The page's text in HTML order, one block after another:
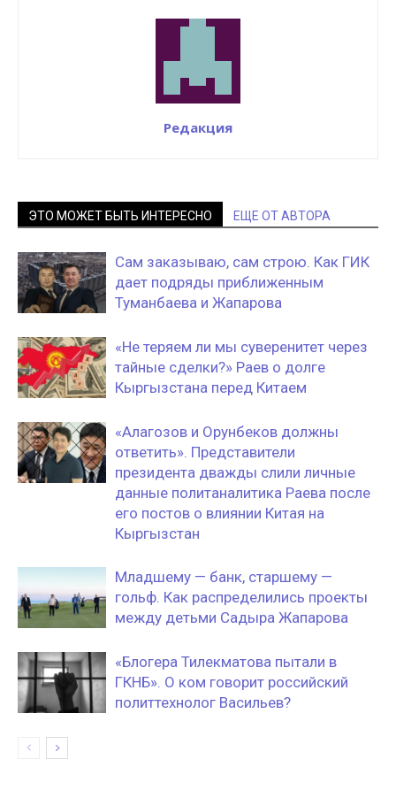
Редакция
ЭТО МОЖЕТ БЫТЬ ИНТЕРЕСНО ЕЩЕ ОТ АВТОРА
Сам заказываю, сам строю. Как ГИК
дает подряды приближенным
Туманбаева и Жапарова
«Не теряем ли мы суверенитет через
тайные сделки?» Раев о долге
Кыргызстана перед Китаем
«Алагозов и Орунбеков должны
ответить». Представители
президента дважды слили личные
данные политаналитика Раева после
его постов о влиянии Китая на
Кыргызстан
Младшему — банк, старшему —
гольф. Как распределились проекты
между детьми Садыра Жапарова
«Блогера Тилекматова пытали в
ГКНБ». О ком говорит российский
политтехнолог Васильев?